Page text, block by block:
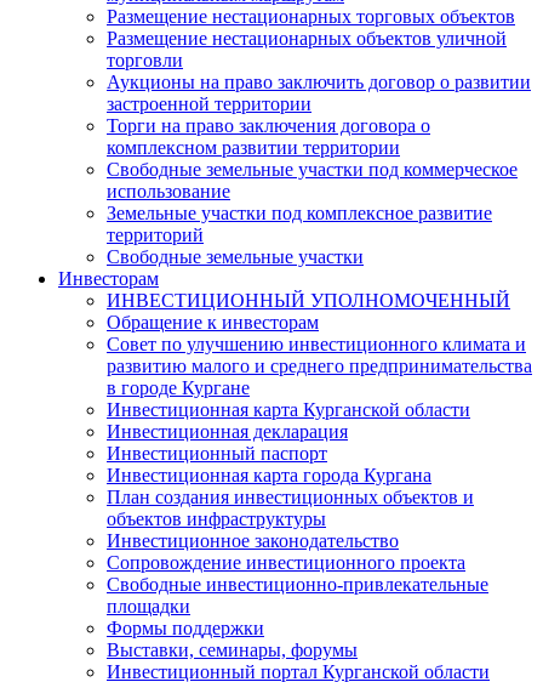
Размещение нестационарных торговых объектов
Размещение нестационарных объектов уличной
торговли
Аукционы на право заключить договор о развитии
застроенной территории
Торги на право заключения договора о
комплексном развитии территории
Свободные земельные участки под коммерческое
использование
Земельные участки под комплексное развитие
территорий
Свободные земельные участки
Инвесторам
ИНВЕСТИЦИОННЫЙ УПОЛНОМОЧЕННЫЙ
Обращение к инвесторам
Совет по улучшению инвестиционного климата и
развитию малого и среднего предпринимательства
в городе Кургане
Инвестиционная карта Курганской области
Инвестиционная декларация
Инвестиционный паспорт
Инвестиционная карта города Кургана
План создания инвестиционных объектов и
объектов инфраструктуры
Инвестиционное законодательство
Сопровождение инвестиционного проекта
Свободные инвестиционно-привлекательные
площадки
Формы поддержки
Выставки, семинары, форумы
Инвестиционный портал Курганской области